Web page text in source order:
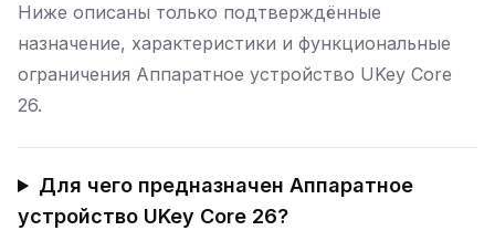
Ниже описаны только подтверждённые
назначение, характеристики и функциональные
ограничения Аппаратное устройство UKey Core
26.
Для чего предназначен Аппаратное
устройство UKey Core 26?